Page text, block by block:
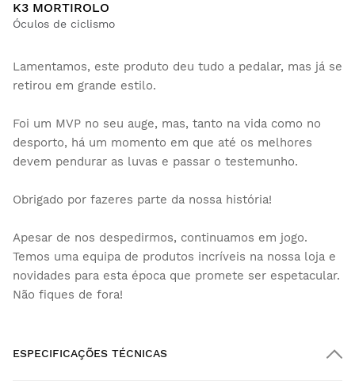
K3 MORTIROLO
Óculos de ciclismo
Lamentamos, este produto deu tudo a pedalar, mas já se
retirou em grande estilo.
Foi um MVP no seu auge, mas, tanto na vida como no
desporto, há um momento em que até os melhores
devem pendurar as luvas e passar o testemunho.
Obrigado por fazeres parte da nossa história!
Apesar de nos despedirmos, continuamos em jogo.
Temos uma equipa de produtos incríveis na nossa loja e
novidades para esta época que promete ser espetacular.
Não fiques de fora!
ESPECIFICAÇÕES TÉCNICAS